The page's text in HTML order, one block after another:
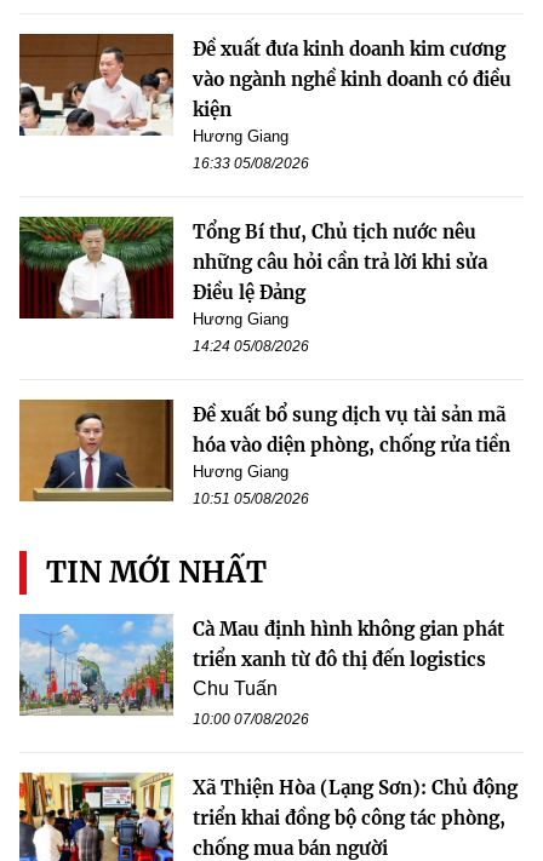
Đề xuất đưa kinh doanh kim cương
vào ngành nghề kinh doanh có điều
kiện
Hương Giang
16:33 05/08/2026
Tổng Bí thư, Chủ tịch nước nêu
những câu hỏi cần trả lời khi sửa
Điều lệ Đảng
Hương Giang
14:24 05/08/2026
Đề xuất bổ sung dịch vụ tài sản mã
hóa vào diện phòng, chống rửa tiền
Hương Giang
10:51 05/08/2026
TIN MỚI NHẤT
Cà Mau định hình không gian phát
triển xanh từ đô thị đến logistics
Chu Tuấn
10:00 07/08/2026
Xã Thiện Hòa (Lạng Sơn): Chủ động
triển khai đồng bộ công tác phòng,
chống mua bán người